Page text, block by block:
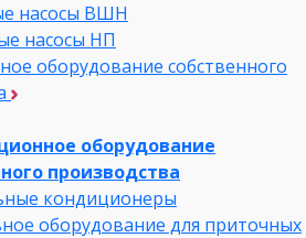
насосы ВШН
насосы НП
оборудование собственного
оборудование
производства
кондиционеры
оборудование для приточных